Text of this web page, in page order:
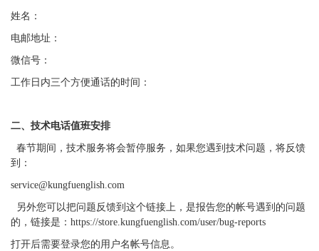
姓名：
电邮地址：
微信号：
工作日内三个方便通话的时间：
二、技术电话值班安排
春节期间，技术服务将会暂停服务，如果您遇到技术问题，将反馈
到：
service@kungfuenglish.com
另外您可以把问题反馈到这个链接上，是报告您的帐号遇到的问题
的，链接是： https://store.kungfuenglish.com/user/bug-reports
打开后需要登录您的用户名帐号信息。